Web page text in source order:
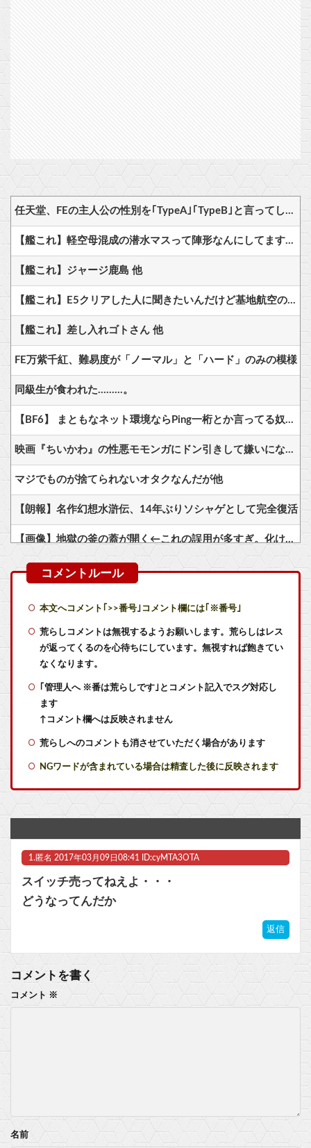
任天堂、FEの主人公の性別を｢TypeA｣｢TypeB｣と言ってしまう…
【艦これ】軽空母混成の潜水マスって陣形なんにしてますの？？？
【艦これ】ジャージ鹿島 他
【艦これ】E5クリアした人に聞きたいんだけど基地航空の熟練度どうしてた？
【艦これ】差し入れゴトさん 他
FE万紫千紅、難易度が「ノーマル」と「ハード」のみの模様
同級生が食われた………。
【BF6】 まともなネット環境ならPing一桁とか言ってる奴たまにいるけどマヌケすぎる
映画『ちいかわ』の性悪モモンガにドン引きして嫌いになった人へ、モモンガの真の魅力は◯◯◯です
マジでものが捨てられないオタクなんだが他
【朗報】名作幻想水滸伝、14年ぶりソシャゲとして完全復活
【画像】地獄の釜の蓋が開く←これの誤用が多すぎ。化け物が沢山出てくるイメージ持ってる奴間違ってるぞ
【ダイの大冒険】マァムとレオナは人気互角だったけど、どっち派？
『FF4』の最終メンバーとかいう最高のチーム
【衝撃】ネオがまさかのモードに！？棺桶さんキレる事態
サンドパンとかいう可愛さとかっこよさを兼ね備えたやつ
少年ジャンプの人気マンガグッズを“大量注文しキャンセル”繰り返したか 女逮捕 総額43億円以上他
【マジ注意】3.11被災者が語る『避難所では決して◯◯◯の質問にYESと答えてはいけない』のライフハックがあまりに地獄だった → うっかりYESと言った人が最悪の末路に…
【VTuber】千羽師匠、Grokに自分の気持ち悪いツイート聞くやつやってるのかなって思ったら相手鴨神やんけ
本文へコメント｢>>番号｣コメント欄には｢※番号｣
荒らしコメントは無視するようお願いします。荒らしはレス
が返ってくるのを心待ちにしています。無視すれば飽きてい
なくなります。
｢管理人へ ※番は荒らしです｣とコメント記入でスグ対応し
ます
↑コメント欄へは反映されません
荒らしへのコメントも消させていただく場合があります
NGワードが含まれている場合は精査した後に反映されます
1. 匿名 2017年03月09日08:41 ID:cyMTA3OTA
スイッチ売ってねえよ・・・
どうなってんだか
返信
コメントを書く
コメント ※
名前